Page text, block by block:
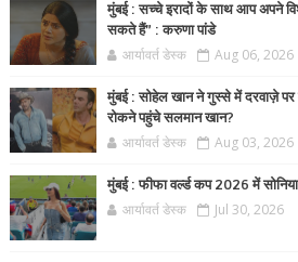
मुंबई : सच्चे इरादों के साथ आप अपने
सकते हैं” : करुणा पांडे
आर्यावर्त डेस्क Aug 06, 2026
मुंबई : सोहेल खान ने गुस्से में दरवाज़े पर
रोकने पहुंचे सलमान खान?
आर्यावर्त डेस्क Aug 03, 2026
मुंबई : फीफा वर्ल्ड कप 2026 में
आर्यावर्त डेस्क Jul 30, 2026